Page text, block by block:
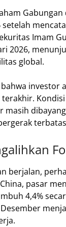
setelah
Imam
2026,
global.
investor
masih
berjalan,
pasar
4,4%